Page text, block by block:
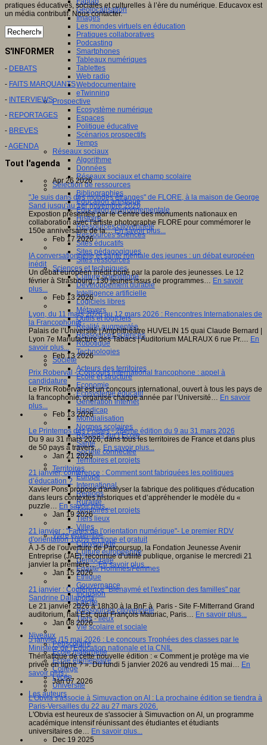
Géolocalisation
Images
Les mondes virtuels en éducation
Pratiques collaboratives
Podcasting
Smartphones
Tableaux numériques
Tablettes
Web radio
Webdocumentaire
eTwinning
Prospective
Ecosystème numérique
Espaces
Politique éducative
Scénarios prospectifs
Temps
Réseaux sociaux
Algorithme
Données
Réseaux sociaux et champ scolaire
Sélection de ressources
Bibliographies
Education artistique
Education environnementale
Histoire
Ressources citoyenneté
Ressources sciences
Sites éducatifs
Sites pédagogiques
Sites ressources
Sciences et techniques
Culture scientifique
Développement durable
Intelligence artificielle
Logiciels libres
Métavers
Outils et logiciels
Réalité augmentée
Ressources sciences
Robotique
Technologies
Société
Acteurs des territoires
Ecole et structure
Economie
Ecosystème éducatif
Génération internet
Handicap
Mondialisation
Normes scolaires
Regards sur l’Ecole
Santé
Société connectée
Territoires et projets
Territoires
Europe
International
Régions
Ruralité
Territoires et projets
Tiers lieux
Villes
Vivre ensemble
Citoyenneté
Culture européenne
Démocratie
Egalité Hommes/Femmes
Ethique
Gouvernance
Inclusion
Laïcité
Ressources citoyenneté
Tiers - lieux
Vie scolaire et sociale
Niveaux
Périscolaire
Ecole maternelle
Ecole élémentaire
Collège
Lycée
Université
Les auteurs
pratiques éducatives, sociales et culturelles à l’ère du numérique. Educavox est
un média contributif. Nous contacter.
S'INFORMER
- DEBATS
- FAITS MARQUANTS
- INTERVIEWS
- REPORTAGES
- BREVES
-AGENDA
Tout l'agenda
Apr 26 2026
"Je suis dans des mondes étranges" de FLORE, à la maison de George
Sand jusqu'au 1er novembre 2026
Expostion présentée par le Centre des monuments nationaux en
collaboration avec l'artiste photographe FLORE pour commémorer le
150e anniversaire de la…En savoir plus...
Feb 17 2026
IA conversationnelle et santé mentale des jeunes : un débat européen
inédit
Un débat européen inédit porté par la parole des jeunesses. Le 12
février à Strasbourg, 130 jeunes issus de programmes… En savoir
plus...
Feb 13 2026
Lyon, du 11 mars 2026 au 12 mars 2026 : Rencontres Internationales de
la Francophonie
Palais de l’Université | Amphithéâtre HUVELIN 15 quai Claude Bernard |
Lyon 7e Manufacture des Tabacs | Auditorium MALRAUX 6 rue Pr.… En
savoir plus...
Feb 13 2026
Prix Roberval - Concours international francophone : appel à
candidature
Le Prix Roberval est un concours international, ouvert à tous les pays de
la francophonie, organisé chaque année par l’Université… En savoir
plus...
Feb 13 2026
Le Printemps des Poètes - 28ème édition du 9 au 31 mars 2026
Du 9 au 31 mars 2026, dans tous les territoires de France et dans plus
de 50 pays à travers… En savoir plus...
Jan 21 2026
21 janvier, conférence : Comment sont fabriquées les politiques
d’éducation ?
Xavier Pons propose d'analyser la fabrique des politiques d'éducation
dans leurs contextes historiques et d’appréhender le modèle du «
puzzle… En savoir plus...
Jan 19 2026
21 janvier : "Faites de l'orientation numérique"- Le premier RDV
d'orientation 100% en ligne et gratuit
À J-5 de l’ouverture de Parcoursup, la Fondation Jeunesse Avenir
Entreprise (JAE), reconnue d’utilité publique, organise le mercredi 21
janvier la première…En savoir plus...
Jan 15 2026
21 janvier : Conférence "Bienaymé et l'extinction des familles" par
Sandrine Dallaporta
Le 21 janvier 2026 à 18h30 à la BnF à Paris - Site F-Mitterrand Grand
auditorium, hall Est, quai François Mauriac, Paris… En savoir plus...
Jan 08 2026
5 janvier /15 mai 2026 : Le concours Trophées des classes par le
Ministère de l'Éducation nationale et la CNIL
Thématique de cette nouvelle édition : « Comment je protège ma vie
privée en ligne ? ». Du lundi 5 janvier 2026 au vendredi 15 mai… En
savoir plus...
Jan 07 2026
L'Obvia s'associe à Simuvaction on AI : La prochaine édition se tiendra à
Paris-Versailles du 22 au 27 mars 2026.
L'Obvia est heureux de s'associer à Simuvaction on AI, un programme
académique intensif réunissant des étudiantes et étudiants
universitaires de… En savoir plus...
Dec 19 2025